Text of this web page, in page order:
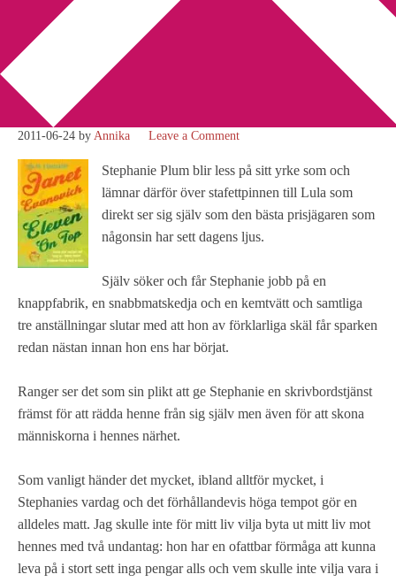
on Top av Janet Evanovich
Recension: Eleven on Top
av Janet Evanovich
2011-06-24 by Annika Leave a Comment
Stephanie Plum blir less på sitt yrke som och
lämnar därför över stafettpinnen till Lula som
direkt ser sig själv som den bästa prisjägaren som
någonsin har sett dagens ljus.
Själv söker och får Stephanie jobb på en
knappfabrik, en snabbmatskedja och en kemtvätt och samtliga
tre anställningar slutar med att hon av förklarliga skäl får sparken
redan nästan innan hon ens har börjat.
Ranger ser det som sin plikt att ge Stephanie en skrivbordstjänst
främst för att rädda henne från sig själv men även för att skona
människorna i hennes närhet.
Som vanligt händer det mycket, ibland alltför mycket, i
Stephanies vardag och det förhållandevis höga tempot gör en
alldeles matt. Jag skulle inte för mitt liv vilja byta ut mitt liv mot
hennes med två undantag: hon har en ofattbar förmåga att kunna
leva på i stort sett inga pengar alls och vem skulle inte vilja vara i